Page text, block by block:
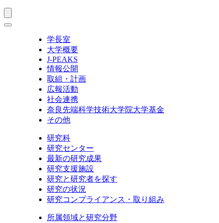
学長室
大学概要
J-PEAKS
情報公開
取組・計画
広報活動
社会連携
奈良先端科学技術大学院大学基金
その他
研究科
研究センター
最新の研究成果
研究支援施設
研究と研究者を探す
研究の状況
研究コンプライアンス・取り組み
所属領域と研究分野